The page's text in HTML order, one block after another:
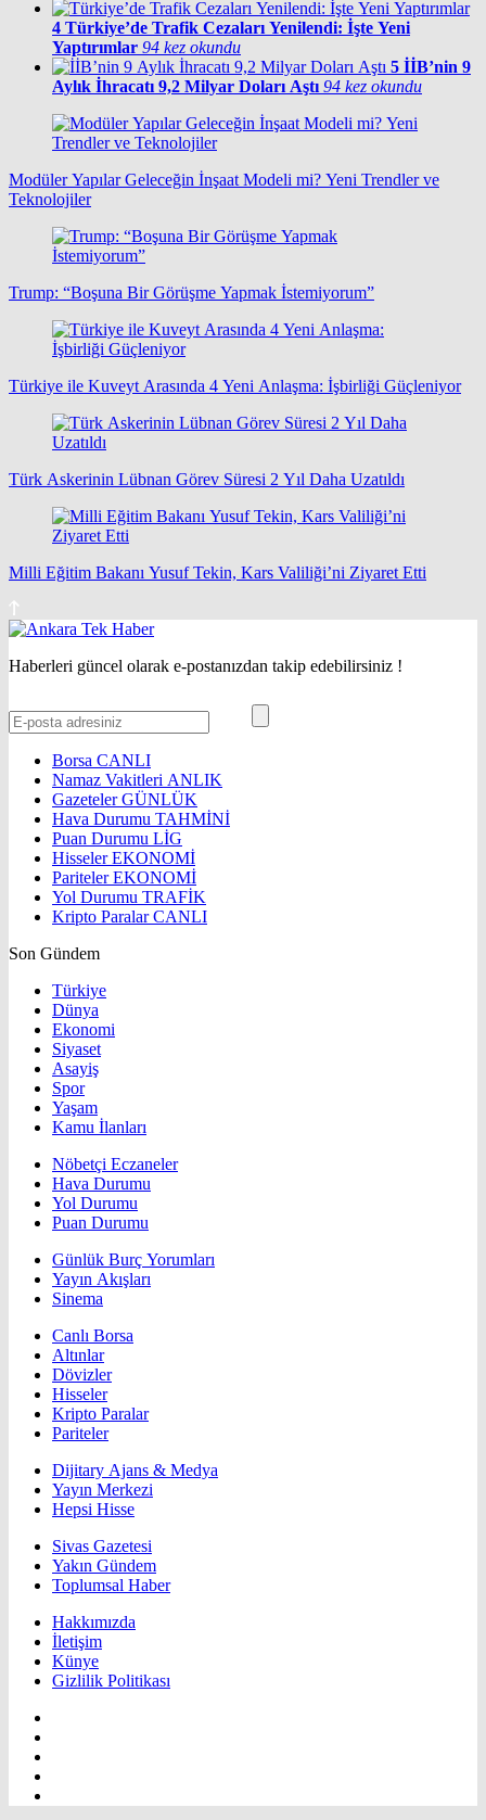
4 Türkiye’de Trafik Cezaları Yenilendi: İşte Yeni
Yaptırımlar 94 kez okundu
5 İİB’nin 9
Aylık İhracatı 9,2 Milyar Doları Aştı 94 kez okundu
Modüler Yapılar Geleceğin İnşaat Modeli mi? Yeni Trendler ve
Teknolojiler
Trump: “Boşuna Bir Görüşme Yapmak İstemiyorum”
Türkiye ile Kuveyt Arasında 4 Yeni Anlaşma: İşbirliği Güçleniyor
Türk Askerinin Lübnan Görev Süresi 2 Yıl Daha Uzatıldı
Milli Eğitim Bakanı Yusuf Tekin, Kars Valiliği’ni Ziyaret Etti
Haberleri güncel olarak e-postanızdan takip edebilirsiniz !
Borsa CANLI
Namaz Vakitleri ANLIK
GazetelerGÜNLÜK
Hava Durumu TAHMİNİ
Puan Durumu LİG
HisselerEKONOMİ
ParitelerEKONOMİ
Yol Durumu TRAFİK
Kripto ParalarCANLI
Son Gündem
Türkiye
Dünya
Ekonomi
Siyaset
Asayiş
Spor
Yaşam
Kamu İlanları
Nöbetçi Eczaneler
Hava Durumu
Yol Durumu
Puan Durumu
Günlük Burç Yorumları
Yayın Akışları
Sinema
Canlı Borsa
Altınlar
Dövizler
Hisseler
Kripto Paralar
Pariteler
Dijitary Ajans & Medya
Yayın Merkezi
Hepsi Hisse
Sivas Gazetesi
Yakın Gündem
Toplumsal Haber
Hakkımızda
İletişim
Künye
Gizlilik Politikası